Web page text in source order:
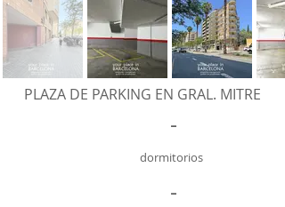
PLAZA DE PARKING EN GRAL. MITRE
-
dormitorios
-